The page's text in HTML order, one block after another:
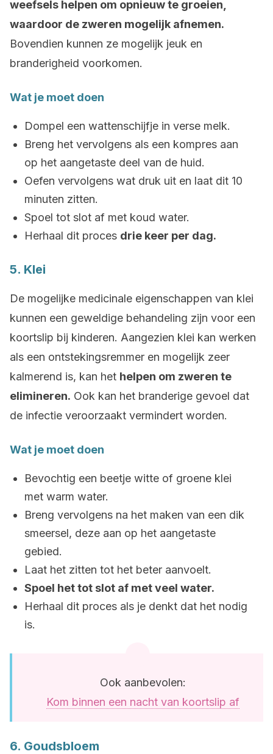
weefsels helpen om opnieuw te groeien,
waardoor de zweren mogelijk afnemen.
Bovendien kunnen ze mogelijk jeuk en
branderigheid voorkomen.
Wat je moet doen
Dompel een wattenschijfje in verse melk.
Breng het vervolgens als een kompres aan
op het aangetaste deel van de huid.
Oefen vervolgens wat druk uit en laat dit 10
minuten zitten.
Spoel tot slot af met koud water.
Herhaal dit proces drie keer per dag.
5. Klei
De mogelijke medicinale eigenschappen van klei
kunnen een geweldige behandeling zijn voor een
koortslip bij kinderen. Aangezien klei kan werken
als een ontstekingsremmer en mogelijk zeer
kalmerend is, kan het helpen om zweren te
elimineren. Ook kan het branderige gevoel dat
de infectie veroorzaakt vermindert worden.
Wat je moet doen
Bevochtig een beetje witte of groene klei
met warm water.
Breng vervolgens na het maken van een dik
smeersel, deze aan op het aangetaste
gebied.
Laat het zitten tot het beter aanvoelt.
Spoel het tot slot af met veel water.
Herhaal dit proces als je denkt dat het nodig
is.
Ook aanbevolen:
Kom binnen een nacht van koortslip af
6. Goudsbloem